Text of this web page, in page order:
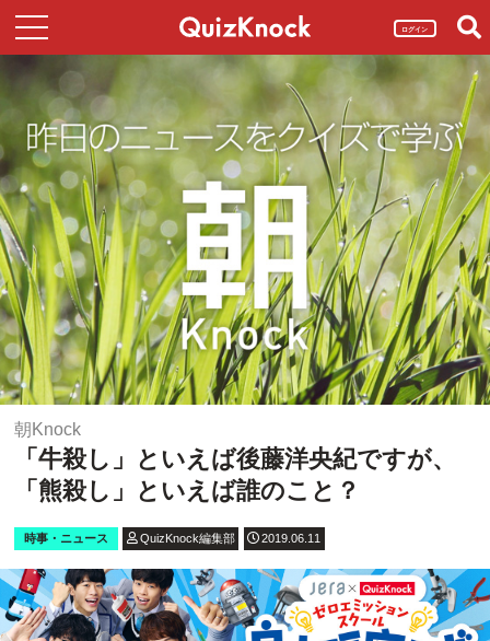
ログイン
朝Knock
「牛殺し」といえば後藤洋央紀ですが、
「熊殺し」といえば誰のこと？
時事・ニュース QuizKnock編集部 2019.06.11